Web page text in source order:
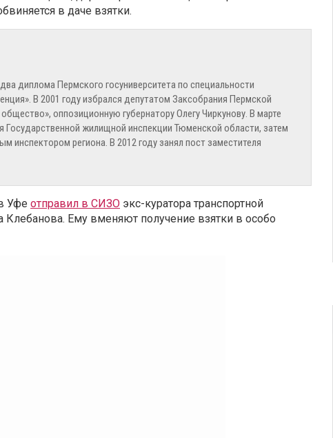
в даче взятки.
диплома Пермского госуниверситета по специальности
В 2001 году избрался депутатом Заксобрания Пермской
оппозиционную губернатору Олегу Чиркунову. В марте
Государственной жилищной инспекции Тюменской области, затем
инспектором региона. В 2012 году занял пост заместителя
Уфе отправил в СИЗО экс-куратора транспортной
Ему вменяют получение взятки в особо